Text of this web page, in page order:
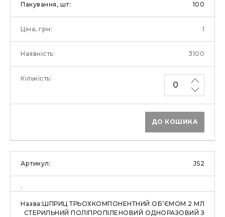
100
1
3100
ДО КОШИКА
JS2
ШПРИЦ ТРЬОХКОМПОНЕНТНИЙ ОБ’ЄМОМ 2 МЛ
СТЕРИЛЬНИЙ ПОЛІПРОПІЛЕНОВИЙ ОДНОРАЗОВИЙ З